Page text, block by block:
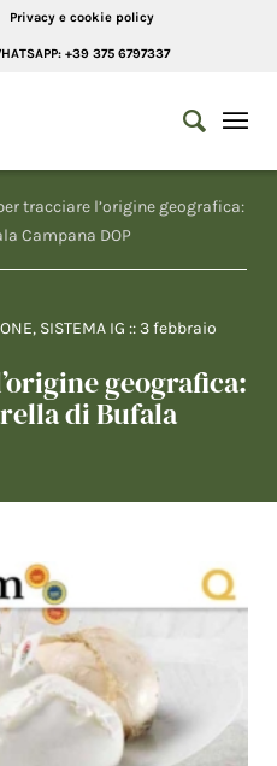
Privacy e cookie policy
+39 375 6797337
per tracciare l’origine geografica:
Campana DOP
, SISTEMA IG ::3 febbraio
geografica:
di Bufala